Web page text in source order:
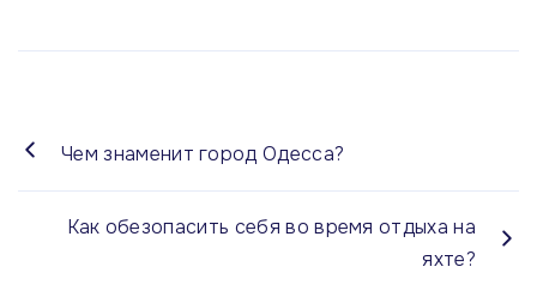
Чем знаменит город Одесса?
Как обезопасить себя во время отдыха на
яхте?